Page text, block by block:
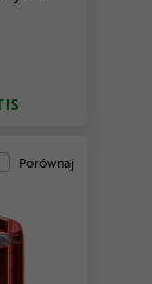
Porównaj